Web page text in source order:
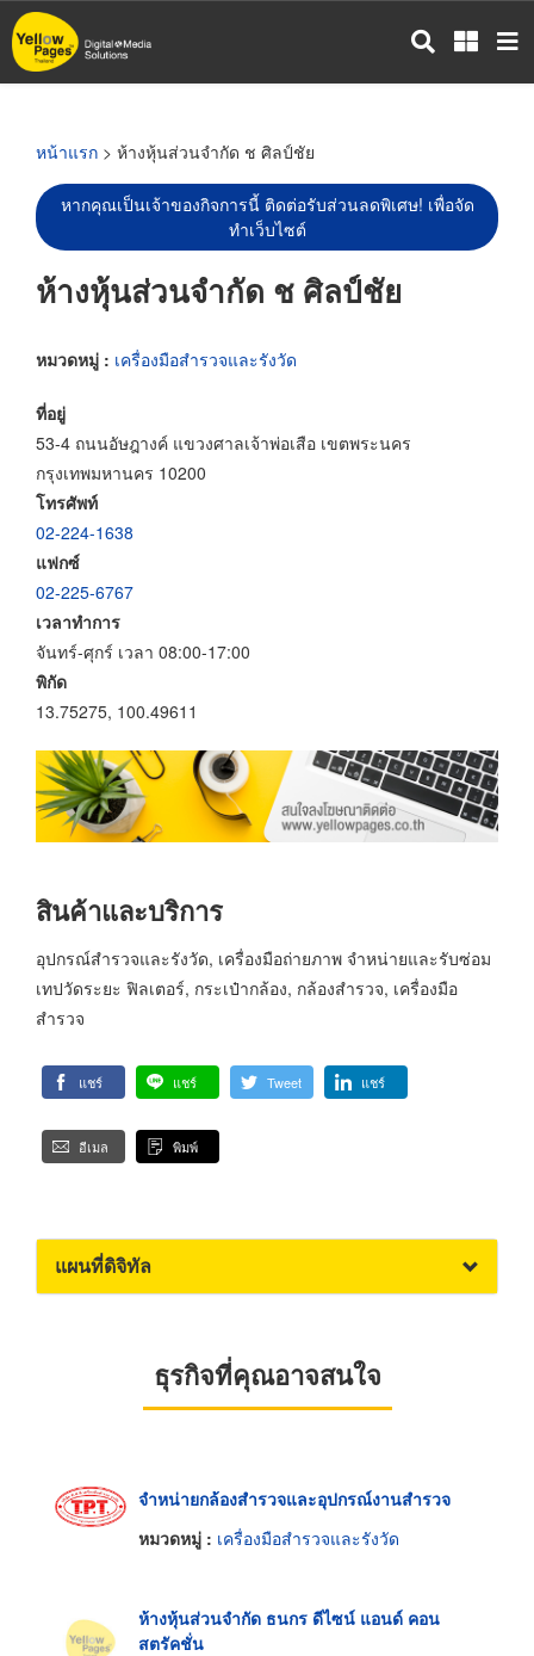
ข้าม
ไป
หน้าแรก > ห้างหุ้นส่วนจำกัด ช ศิลป์ชัย
หากคุณเป็นเจ้าของกิจการนี้ ติดต่อรับส่วนลดพิเศษ! เพื่อจัด
ทำเว็บไซต์
ห้างหุ้นส่วนจำกัด ช ศิลป์ชัย
หมวดหมู่ : เครื่องมือสำรวจและรังวัด
ที่อยู่
53-4 ถนนอัษฎางค์ แขวงศาลเจ้าพ่อเสือ เขตพระนคร
กรุงเทพมหานคร 10200
โทรศัพท์
02-224-1638
แฟกซ์
02-225-6767
เวลาทำการ
จันทร์-ศุกร์ เวลา 08:00-17:00
พิกัด
13.75275, 100.49611
สินค้าและบริการ
อุปกรณ์สำรวจและรังวัด, เครื่องมือถ่ายภาพ จำหน่ายและรับซ่อม
เทปวัดระยะ ฟิลเตอร์, กระเป๋ากล้อง, กล้องสำรวจ, เครื่องมือ
สำรวจ
แชร์ แชร์ Tweet แชร์
อีเมล พิมพ์
แผนที่ดิจิทัล
ธุรกิจที่คุณอาจสนใจ
จำหน่ายกล้องสำรวจและอุปกรณ์งานสำรวจ
หมวดหมู่ : เครื่องมือสำรวจและรังวัด
ห้างหุ้นส่วนจำกัด ธนกร ดีไซน์ แอนด์ คอน
สตรัคชั่น